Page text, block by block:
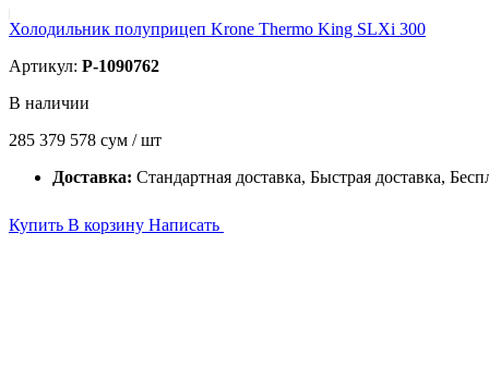
Холодильник полуприцеп Krone Thermo King SLXi 300
Артикул: P-1090762
В наличии
285 379 578 сум / шт
Доставка: Стандартная доставка, Быстрая доставка,
Купить В корзину Написать